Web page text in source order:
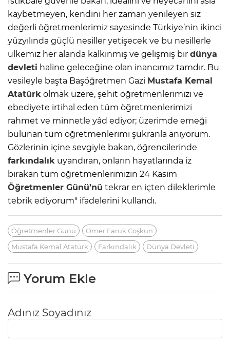
kaybetmeyen, kendini her zaman yenileyen siz
değerli öğretmenlerimiz sayesinde Türkiye’nin ikinci
yüzyılında güçlü nesiller yetişecek ve bu nesillerle
ülkemiz her alanda kalkınmış ve gelişmiş bir dünya
devleti haline geleceğine olan inancımız tamdır. Bu
vesileyle başta Başöğretmen Gazi Mustafa Kemal
Atatürk olmak üzere, şehit öğretmenlerimizi ve
ebediyete irtihal eden tüm öğretmenlerimizi
rahmet ve minnetle yâd ediyor; üzerimde emeği
bulunan tüm öğretmenlerimi şükranla anıyorum.
Gözlerinin içine sevgiyle bakan, öğrencilerinde
farkındalık uyandıran, onların hayatlarında iz
bırakan tüm öğretmenlerimizin 24 Kasım
Öğretmenler Günü’nü tekrar en içten dileklerimle
tebrik ediyorum" ifadelerini kullandı.
Öğretmenler Günü
Ömer Faruk Coşkun
Mustafa Kemal Atatürk
Farkındalık Dünya Devleti
Yorum Ekle
Adınız Soyadınız